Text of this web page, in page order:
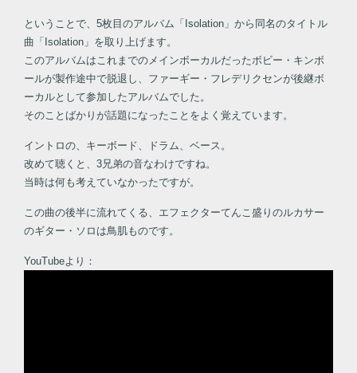
ということで、5枚目のアルバム「Isolation」から同名のタイトル
曲「Isolation」を取り上げます。
このアルバムはこれまでのメインボーカルだったボビー・キンボ
ールが製作途中で脱退し、ファーギー・フレデリクセンが後継ボ
ーカルとして参加したアルバムでした。
そのことばかりが話題になったことをよく覚えています。
イントロの、キーボード、ドラム、ベース。
改めて聴くと、3兄弟の音なわけですね。
当時は何も考えていなかったですが。
この曲の後半に流れてくる、エフェクターてんこ盛りのルカサー
のギター・ソロは鳥肌ものです。
YouTubeより：